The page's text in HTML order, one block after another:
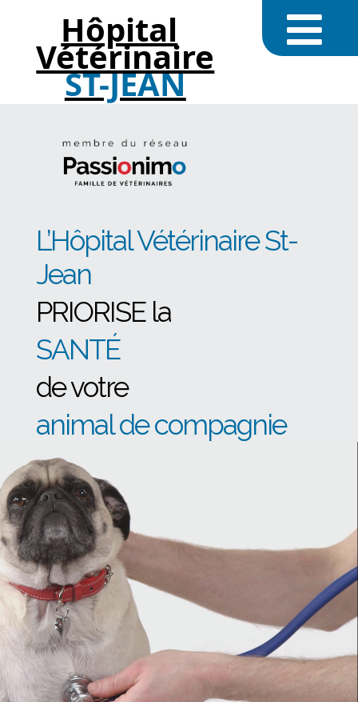
Hôpital
Vétérinaire
ST-JEAN
L’Hôpital Vétérinaire St-
Jean
PRIORISE la
SANTÉ
de votre
animal de compagnie